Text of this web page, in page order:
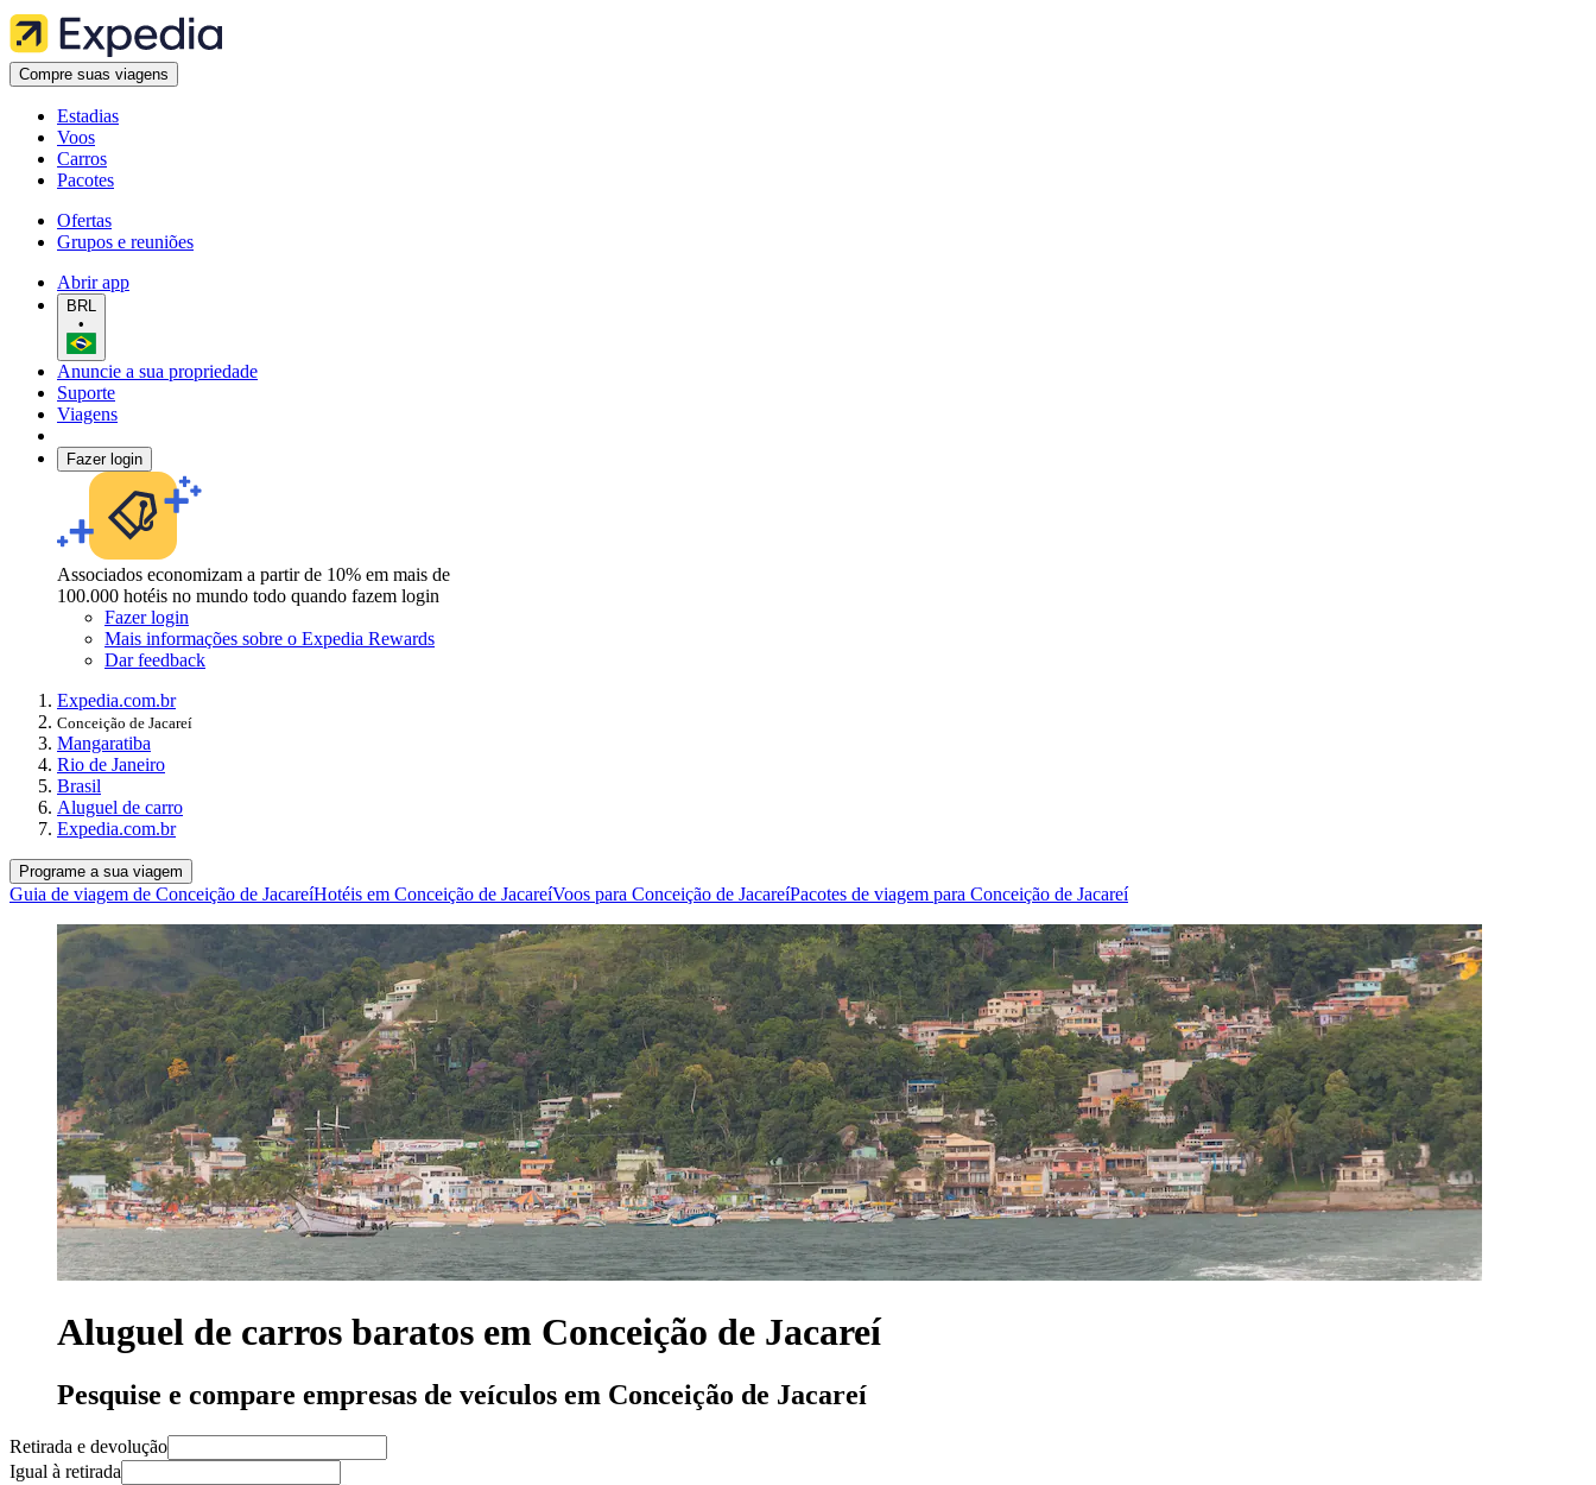
Compre suas viagens
Estadias
Voos
Carros
Pacotes
Ofertas
Grupos e reuniões
Abrir app
BRL
•
Anuncie a sua propriedade
Suporte
Viagens
Fazer login
Associados economizam a partir de 10% em mais de
100.000 hotéis no mundo todo quando fazem login
Fazer login
Mais informações sobre o Expedia Rewards
Dar feedback
Expedia.com.br
Conceição de Jacareí
Mangaratiba
Rio de Janeiro
Brasil
Aluguel de carro
Expedia.com.br
Programe a sua viagem
Guia de viagem de Conceição de JacareíHotéis em Conceição de JacareíVoos para Conceição de JacareíPacotes de viagem para Conceição de Jacareí
Aluguel de carros baratos em Conceição de Jacareí
Pesquise e compare empresas de veículos em Conceição de Jacareí
Retirada e devolução
Igual à retirada